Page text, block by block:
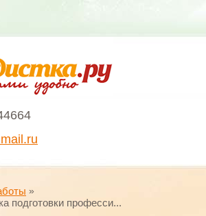
подготовки професси...